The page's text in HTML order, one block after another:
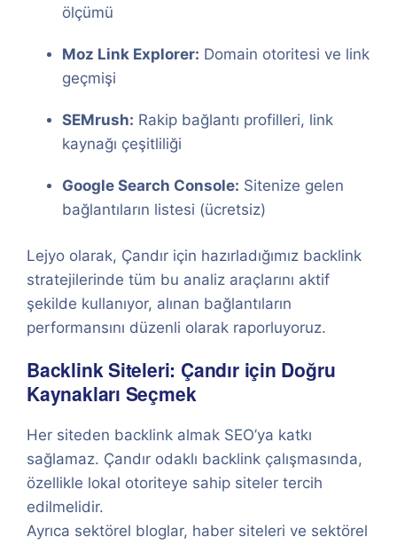
ölçümü
Moz Link Explorer: Domain otoritesi ve link
geçmişi
SEMrush: Rakip bağlantı profilleri, link
kaynağı çeşitliliği
Google Search Console: Sitenize gelen
bağlantıların listesi (ücretsiz)
Lejyo olarak, Çandır için hazırladığımız backlink
stratejilerinde tüm bu analiz araçlarını aktif
şekilde kullanıyor, alınan bağlantıların
performansını düzenli olarak raporluyoruz.
Backlink Siteleri: Çandır için Doğru
Kaynakları Seçmek
Her siteden backlink almak SEO’ya katkı
sağlamaz. Çandır odaklı backlink çalışmasında,
özellikle lokal otoriteye sahip siteler tercih
edilmelidir.
Ayrıca sektörel bloglar, haber siteleri ve sektörel